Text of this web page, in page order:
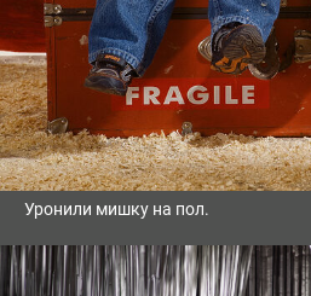
Уронили мишку на пол.